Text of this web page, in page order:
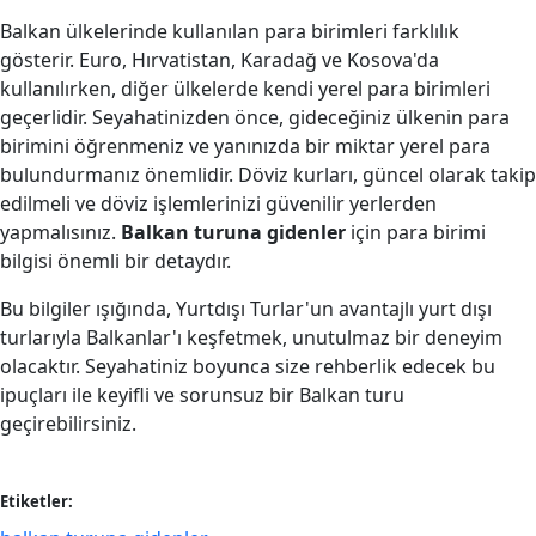
Balkan ülkelerinde kullanılan para birimleri farklılık
gösterir. Euro, Hırvatistan, Karadağ ve Kosova'da
kullanılırken, diğer ülkelerde kendi yerel para birimleri
geçerlidir. Seyahatinizden önce, gideceğiniz ülkenin para
birimini öğrenmeniz ve yanınızda bir miktar yerel para
bulundurmanız önemlidir. Döviz kurları, güncel olarak takip
edilmeli ve döviz işlemlerinizi güvenilir yerlerden
yapmalısınız. Balkan turuna gidenler için para birimi
bilgisi önemli bir detaydır.
Bu bilgiler ışığında, Yurtdışı Turlar'un avantajlı yurt dışı
turlarıyla Balkanlar'ı keşfetmek, unutulmaz bir deneyim
olacaktır. Seyahatiniz boyunca size rehberlik edecek bu
ipuçları ile keyifli ve sorunsuz bir Balkan turu
geçirebilirsiniz.
Etiketler: